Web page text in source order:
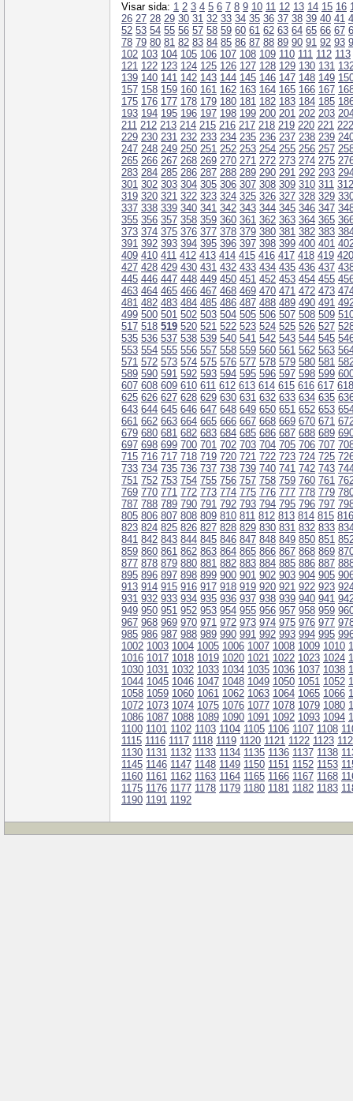
Visar sida: 1 2 3 4 5 6 7 8 9 10 11 12 13 14 15 16
26 27 28 29 30 31 32 33 34 35 36 37 38 39 40 41
52 53 54 55 56 57 58 59 60 61 62 63 64 65 66 67
78 79 80 81 82 83 84 85 86 87 88 89 90 91 92 93
102 103 104 105 106 107 108 109 110 111 112 113
121 122 123 124 125 126 127 128 129 130 131
139 140 141 142 143 144 145 146 147 148 149
157 158 159 160 161 162 163 164 165 166 167
175 176 177 178 179 180 181 182 183 184 185
193 194 195 196 197 198 199 200 201 202 203
211 212 213 214 215 216 217 218 219 220 221 222
229 230 231 232 233 234 235 236 237 238 239
247 248 249 250 251 252 253 254 255 256 257
265 266 267 268 269 270 271 272 273 274 275
283 284 285 286 287 288 289 290 291 292 293
301 302 303 304 305 306 307 308 309 310 311 312
319 320 321 322 323 324 325 326 327 328 329
337 338 339 340 341 342 343 344 345 346 347
355 356 357 358 359 360 361 362 363 364 365
373 374 375 376 377 378 379 380 381 382 383
391 392 393 394 395 396 397 398 399 400 401
409 410 411 412 413 414 415 416 417 418 419 420
427 428 429 430 431 432 433 434 435 436 437
445 446 447 448 449 450 451 452 453 454 455
463 464 465 466 467 468 469 470 471 472 473
481 482 483 484 485 486 487 488 489 490 491
499 500 501 502 503 504 505 506 507 508 509
517 518 519 520 521 522 523 524 525 526 527
535 536 537 538 539 540 541 542 543 544 545
553 554 555 556 557 558 559 560 561 562 563
571 572 573 574 575 576 577 578 579 580 581
589 590 591 592 593 594 595 596 597 598 599
607 608 609 610 611 612 613 614 615 616 617 618
625 626 627 628 629 630 631 632 633 634 635
643 644 645 646 647 648 649 650 651 652 653
661 662 663 664 665 666 667 668 669 670 671
679 680 681 682 683 684 685 686 687 688 689
697 698 699 700 701 702 703 704 705 706 707
715 716 717 718 719 720 721 722 723 724 725
733 734 735 736 737 738 739 740 741 742 743
751 752 753 754 755 756 757 758 759 760 761
769 770 771 772 773 774 775 776 777 778 779
787 788 789 790 791 792 793 794 795 796 797
805 806 807 808 809 810 811 812 813 814 815 816
823 824 825 826 827 828 829 830 831 832 833
841 842 843 844 845 846 847 848 849 850 851
859 860 861 862 863 864 865 866 867 868 869
877 878 879 880 881 882 883 884 885 886 887
895 896 897 898 899 900 901 902 903 904 905
913 914 915 916 917 918 919 920 921 922 923
931 932 933 934 935 936 937 938 939 940 941
949 950 951 952 953 954 955 956 957 958 959
967 968 969 970 971 972 973 974 975 976 977
985 986 987 988 989 990 991 992 993 994 995
1002 1003 1004 1005 1006 1007 1008 1009 1010
1016 1017 1018 1019 1020 1021 1022 1023 1024
1030 1031 1032 1033 1034 1035 1036 1037 1038
1044 1045 1046 1047 1048 1049 1050 1051 1052
1058 1059 1060 1061 1062 1063 1064 1065 1066
1072 1073 1074 1075 1076 1077 1078 1079 1080
1086 1087 1088 1089 1090 1091 1092 1093 1094
1100 1101 1102 1103 1104 1105 1106 1107 1108
1115 1116 1117 1118 1119 1120 1121 1122 1123
1130 1131 1132 1133 1134 1135 1136 1137 1138
1145 1146 1147 1148 1149 1150 1151 1152 1153
1160 1161 1162 1163 1164 1165 1166 1167 1168
1175 1176 1177 1178 1179 1180 1181 1182 1183
1190 1191 1192